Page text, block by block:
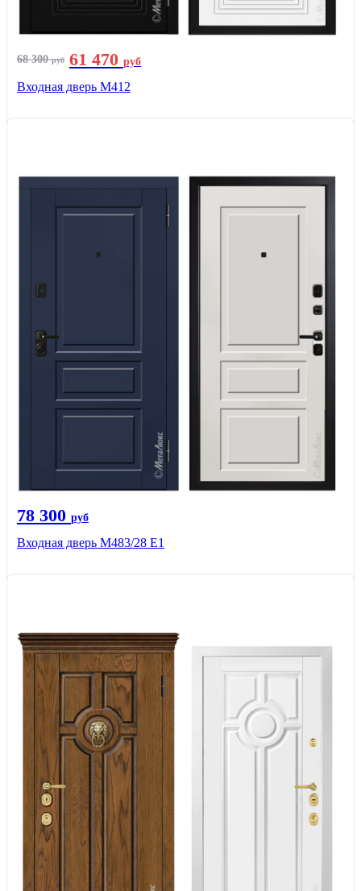
68 300руб 61 470 руб
Входная дверь М412
78 300 руб
Входная дверь М483/28 Е1